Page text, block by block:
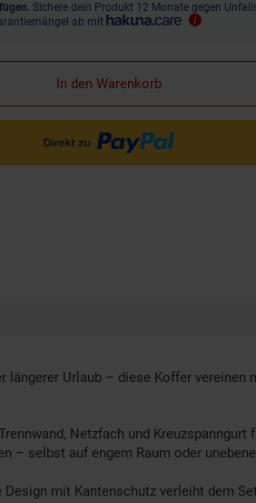
Sichere dein Produkt 12 Monate gegen
ab mit
In den Warenkorb
Urlaub – diese Koffer vereinen
Netzfach und Kreuzspanngurt
– selbst auf engem Raum oder
mit Kantenschutz verleiht dem